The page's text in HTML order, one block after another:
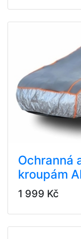
Ochranná
kroupám
1 999 Kč